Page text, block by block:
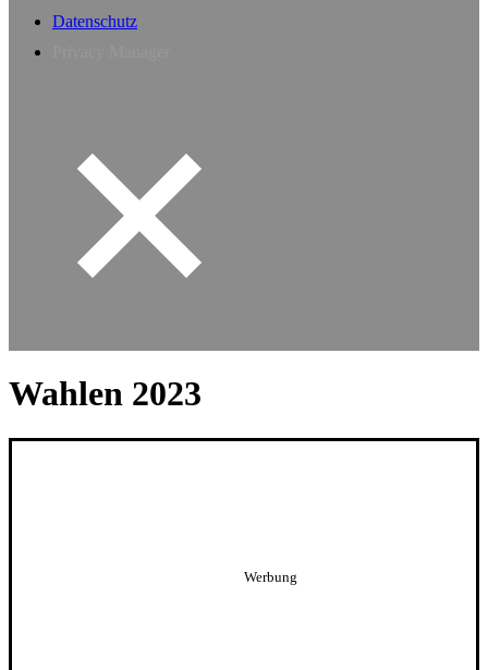
Datenschutz
Wahlen 2023